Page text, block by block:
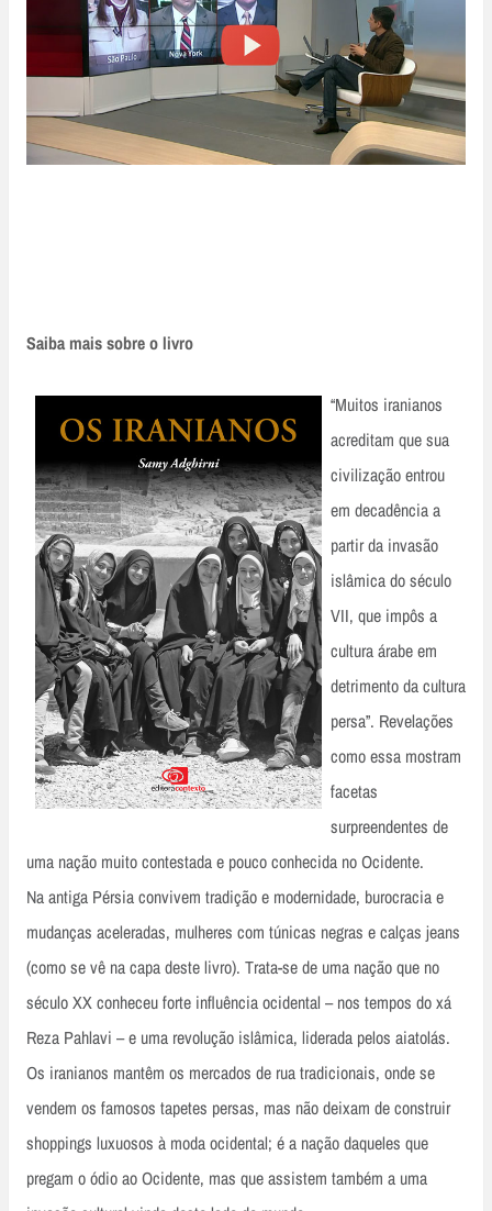
Saiba mais sobre o livro
“Muitos iranianos
acreditam que sua
civilização entrou
em decadência a
partir da invasão
islâmica do século
VII, que impôs a
cultura árabe em
detrimento da cultura
persa”. Revelações
como essa mostram
facetas
surpreendentes de
uma nação muito contestada e pouco conhecida no Ocidente.
Na antiga Pérsia convivem tradição e modernidade, burocracia e
mudanças aceleradas, mulheres com túnicas negras e calças jeans
(como se vê na capa deste livro). Trata-se de uma nação que no
século XX conheceu forte influência ocidental – nos tempos do xá
Reza Pahlavi – e uma revolução islâmica, liderada pelos aiatolás.
Os iranianos mantêm os mercados de rua tradicionais, onde se
vendem os famosos tapetes persas, mas não deixam de construir
shoppings luxuosos à moda ocidental; é a nação daqueles que
pregam o ódio ao Ocidente, mas que assistem também a uma